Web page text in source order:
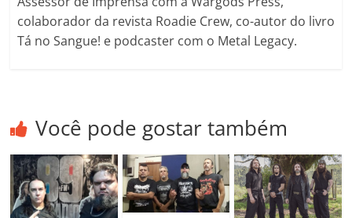
colaborador da revista Roadie Crew, co-autor do livro
Tá no Sangue! e podcaster com o Metal Legacy.
Você pode gostar também